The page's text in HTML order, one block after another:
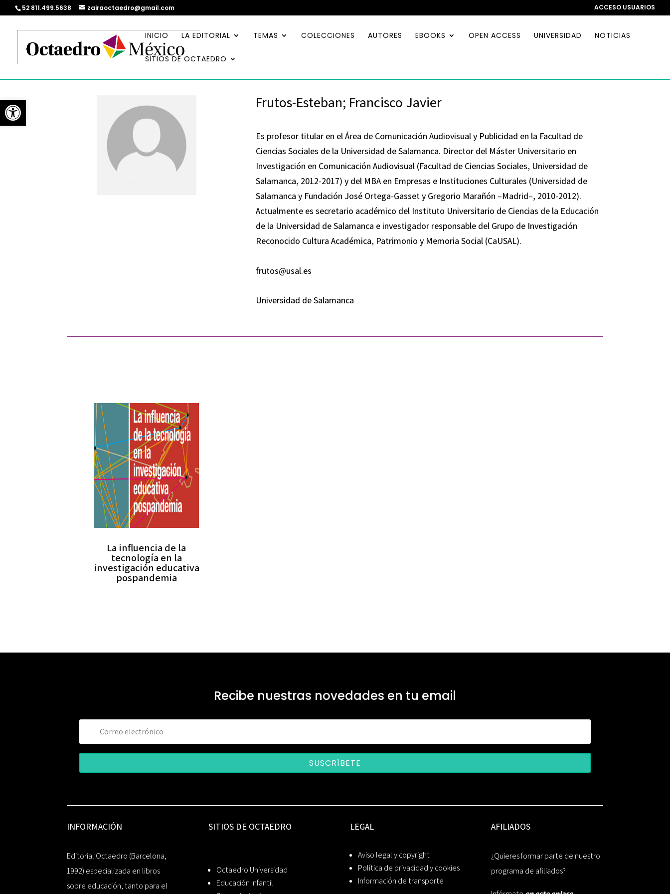
Abrir barra de herramientas
52 811.499.5638 zairaoctaedro@gmail.com ACCESO USUARIOS
INICIO LA EDITORIAL TEMAS COLECCIONES AUTORES EBOOKS OPEN ACCESS UNIVERSIDAD NOTICIAS
SITIOS DE OCTAEDRO
Frutos-Esteban; Francisco Javier
Es profesor titular en el Área de Comunicación Audiovisual y Publicidad en la Facultad de
Ciencias Sociales de la Universidad de Salamanca. Director del Máster Universitario en
Investigación en Comunicación Audiovisual (Facultad de Ciencias Sociales, Universidad de
Salamanca, 2012-2017) y del MBA en Empresas e Instituciones Culturales (Universidad de
Salamanca y Fundación José Ortega-Gasset y Gregorio Marañón –‌Madrid–, 2010-2012).
Actualmente es secretario académico del Instituto Universitario de Ciencias de la Educación
de la Universidad de Salamanca e investigador responsable del Grupo de Investigación
Reconocido Cultura Académica, Patrimonio y Memoria Social (CaUSAL).
frutos@usal.es
Universidad de Salamanca
La influencia de la
tecnología en la
investigación educativa
pospandemia
Recibe nuestras novedades en tu email
SUSCRÍBETE
INFORMACIÓN
Editorial Octaedro (Barcelona,
1992) especializada en libros
sobre educación, tanto para el
SITIOS DE OCTAEDRO
Octaedro Universidad
Educación Infantil
LEGAL
Aviso legal y copyright
Política de privacidad y cookies
Información de transporte
AFILIADOS
¿Quieres formar parte de nuestro
programa de afiliados?